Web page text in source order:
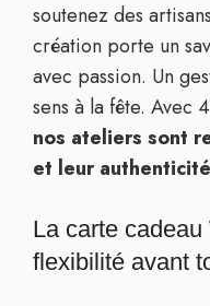
soutenez des
création porte un
avec passion. Un
sens à la fête. Avec
nos ateliers sont
et leur authenticité
La carte
flexibilité avant